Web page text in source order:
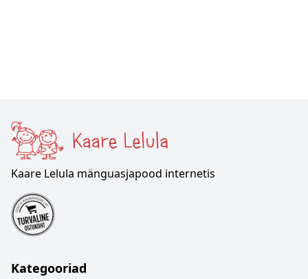
Kaare Lelula mänguasjapood internetis
Kategooriad